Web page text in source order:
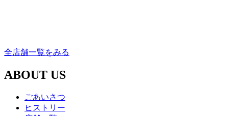
全店舗一覧をみる
ABOUT US
ごあいさつ
ヒストリー